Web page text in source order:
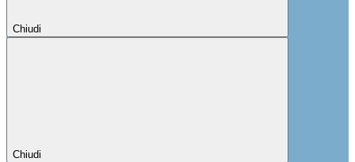
Chiudi
Chiudi